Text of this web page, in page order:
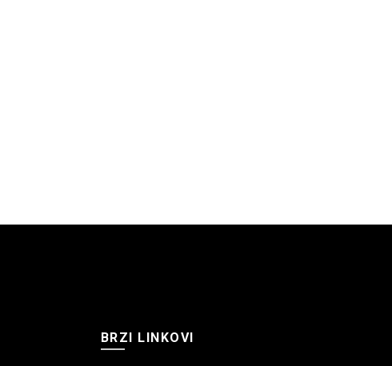
BRZI LINKOVI